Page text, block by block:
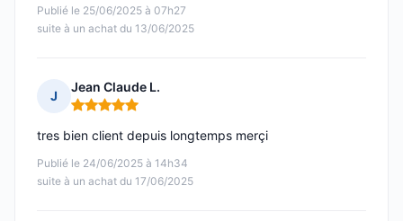
Publié le 25/06/2025 à 07h27
suite à un achat du 13/06/2025
J
Jean Claude L.
Note : 5 sur 5
Publié le 24/06/2025 à 14h34
suite à un achat du 17/06/2025
tres bien client depuis longtemps merçi